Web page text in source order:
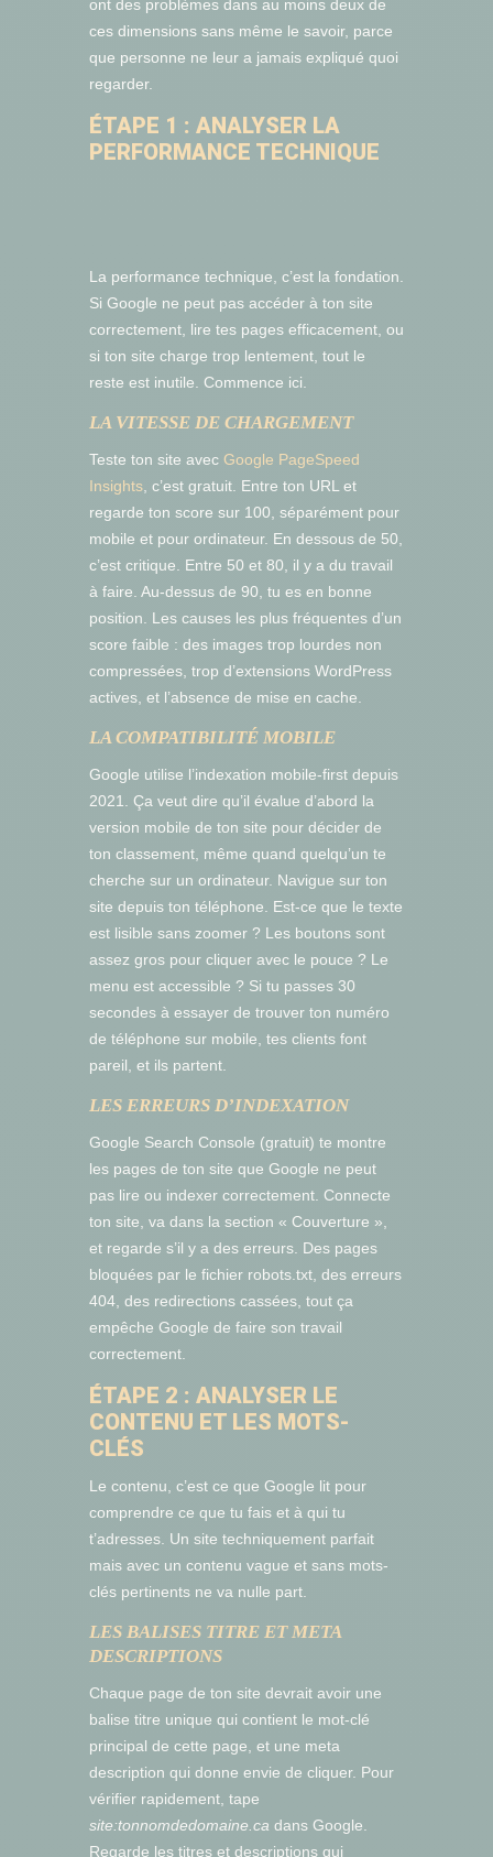
ont des problèmes dans au moins deux de
ces dimensions sans même le savoir, parce
que personne ne leur a jamais expliqué quoi
regarder.
ÉTAPE 1 : ANALYSER LA
PERFORMANCE TECHNIQUE
La performance technique, c’est la fondation.
Si Google ne peut pas accéder à ton site
correctement, lire tes pages efficacement, ou
si ton site charge trop lentement, tout le
reste est inutile. Commence ici.
LA VITESSE DE CHARGEMENT
Teste ton site avec Google PageSpeed
Insights, c’est gratuit. Entre ton URL et
regarde ton score sur 100, séparément pour
mobile et pour ordinateur. En dessous de 50,
c’est critique. Entre 50 et 80, il y a du travail
à faire. Au-dessus de 90, tu es en bonne
position. Les causes les plus fréquentes d’un
score faible : des images trop lourdes non
compressées, trop d’extensions WordPress
actives, et l’absence de mise en cache.
LA COMPATIBILITÉ MOBILE
Google utilise l’indexation mobile-first depuis
2021. Ça veut dire qu’il évalue d’abord la
version mobile de ton site pour décider de
ton classement, même quand quelqu’un te
cherche sur un ordinateur. Navigue sur ton
site depuis ton téléphone. Est-ce que le texte
est lisible sans zoomer ? Les boutons sont
assez gros pour cliquer avec le pouce ? Le
menu est accessible ? Si tu passes 30
secondes à essayer de trouver ton numéro
de téléphone sur mobile, tes clients font
pareil, et ils partent.
LES ERREURS D’INDEXATION
Google Search Console (gratuit) te montre
les pages de ton site que Google ne peut
pas lire ou indexer correctement. Connecte
ton site, va dans la section « Couverture »,
et regarde s’il y a des erreurs. Des pages
bloquées par le fichier robots.txt, des erreurs
404, des redirections cassées, tout ça
empêche Google de faire son travail
correctement.
ÉTAPE 2 : ANALYSER LE
CONTENU ET LES MOTS-
CLÉS
Le contenu, c’est ce que Google lit pour
comprendre ce que tu fais et à qui tu
t’adresses. Un site techniquement parfait
mais avec un contenu vague et sans mots-
clés pertinents ne va nulle part.
LES BALISES TITRE ET META
DESCRIPTIONS
Chaque page de ton site devrait avoir une
balise titre unique qui contient le mot-clé
principal de cette page, et une meta
description qui donne envie de cliquer. Pour
vérifier rapidement, tape
site:tonnomdedomaine.ca dans Google.
Regarde les titres et descriptions qui